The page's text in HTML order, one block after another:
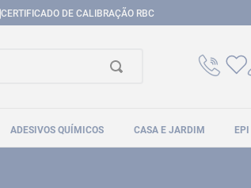
CERTIFICADO DE CALIBRAÇÃO RBC
ADESIVOS QUÍMICOS CASA E JARDIM EPI